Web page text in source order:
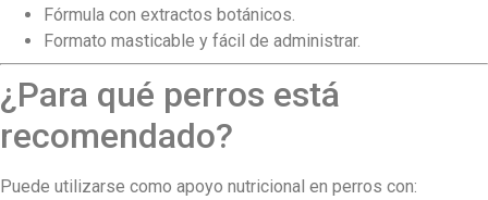
Fórmula con extractos botánicos.
Formato masticable y fácil de administrar.
¿Para qué perros está
recomendado?
Puede utilizarse como apoyo nutricional en perros con: